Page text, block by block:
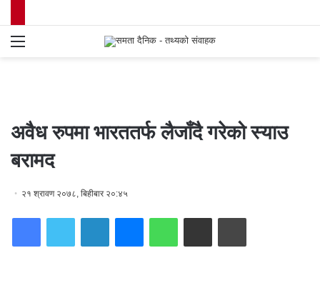
अवैध रुपमा भारततर्फ लैजाँदै गरेको स्याउ
बरामद
२१ श्रावण २०७८, बिहीबार २०:४५